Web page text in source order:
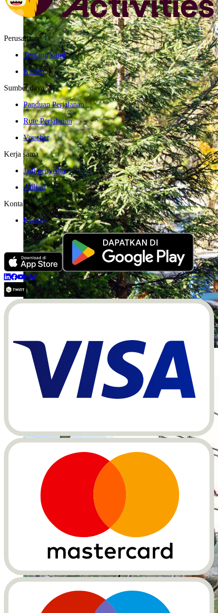
Adventure Park Davos (Foto: Destination Davos
Klosters Romano Thomann)
Perusahaan
Tentang kami
Karier
Sumber daya
Panduan Perjalanan
Rute Perjalanan
Voucher
Kerja sama
Jadi penyedia
Afiliasi
Kontak
Kontak